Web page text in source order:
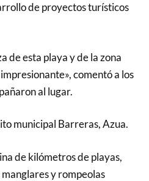
de proyectos turísticos
de esta playa y de la zona
comentó a los
al lugar.
municipal Barreras, Azua.
de kilómetros de playas,
y rompeolas